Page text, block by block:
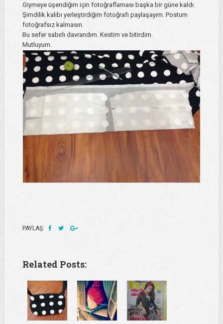
Giymeye üşendiğim için fotoğraflaması başka bir güne kaldı.
Şimdilik kalıbı yerleştirdiğim fotoğrafı paylaşayım. Postum
fotoğrafsız kalmasın.
Bu sefer sabırlı davrandım. Kestim ve bitirdim.
Mutluyum.
PAYLAŞ:
Related Posts: